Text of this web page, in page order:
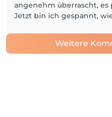
angenehm überrascht,
Jetzt bin ich gespannt,
Weitere